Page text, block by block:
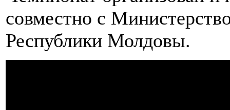
совместно с
Республики Молдовы.